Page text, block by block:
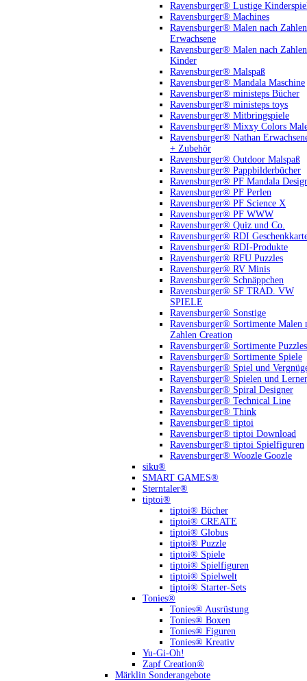
Ravensburger® Lustige
Ravensburger® Machines
Ravensburger® Malen nach Zahlen
Erwachsene
Ravensburger® Malen nach Zahlen
Kinder
Ravensburger® Malspaß
Ravensburger® Mandala Maschine
Ravensburger® ministeps Bücher
Ravensburger® ministeps toys
Ravensburger® Mitbringspiele
Ravensburger® Mixxy Colors
Ravensburger® Nathan
+ Zubehör
Ravensburger® Outdoor Malspaß
Ravensburger® Pappbilderbücher
Ravensburger® PF Mandala
Ravensburger® PF Perlen
Ravensburger® PF Science X
Ravensburger® PF WWW
Ravensburger® Quiz und Co.
Ravensburger® RDI
Ravensburger® RDI-Produkte
Ravensburger® RFU Puzzles
Ravensburger® RV Minis
Ravensburger® Schnäppchen
Ravensburger® SF TRAD. VW
SPIELE
Ravensburger® Sonstige
Ravensburger® Sortimente Malen
Zahlen Creation
Ravensburger® Sortimente Puzzles
Ravensburger® Sortimente Spiele
Ravensburger® Spiel und
Ravensburger® Spielen und
Ravensburger® Spiral Designer
Ravensburger® Technical Line
Ravensburger® Think
Ravensburger® tiptoi
Ravensburger® tiptoi Download
Ravensburger® tiptoi Spielfiguren
Ravensburger® Woozle Goozle
siku®
SMART GAMES®
Sterntaler®
tiptoi®
tiptoi® Bücher
tiptoi® CREATE
tiptoi® Globus
tiptoi® Puzzle
tiptoi® Spiele
tiptoi® Spielfiguren
tiptoi® Spielwelt
tiptoi® Starter-Sets
Tonies®
Tonies® Ausrüstung
Tonies® Boxen
Tonies® Figuren
Tonies® Kreativ
Yu-Gi-Oh!
Zapf Creation®
Märklin Sonderangebote